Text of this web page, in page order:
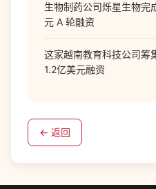
生物制药公司烁星生物完
元 A 轮融资
这家越南教育科技公司筹
1.2亿美元融资
← 返回